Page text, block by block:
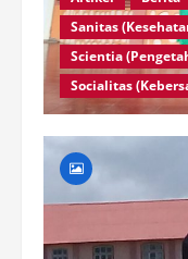
Sanitas
Scientia
Socialitas